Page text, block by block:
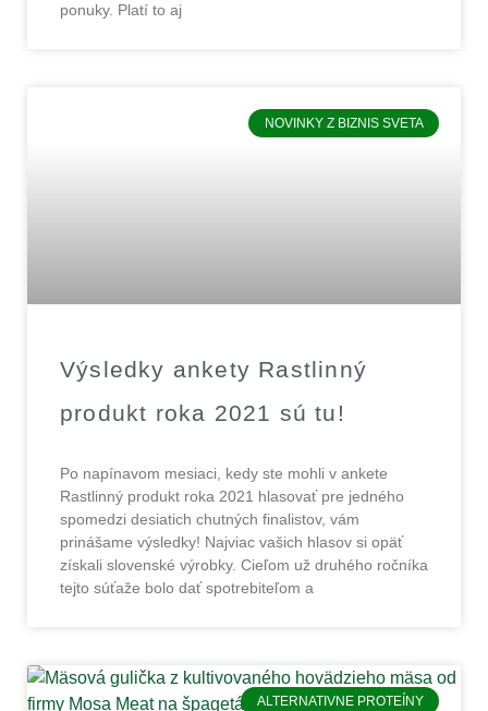
ponuky. Platí to aj
NOVINKY Z BIZNIS SVETA
Výsledky ankety Rastlinný
produkt roka 2021 sú tu!
Po napínavom mesiaci, kedy ste mohli v ankete
Rastlinný produkt roka 2021 hlasovať pre jedného
spomedzi desiatich chutných finalistov, vám
prinášame výsledky! Najviac vašich hlasov si opäť
získali slovenské výrobky. Cieľom už druhého ročníka
tejto súťaže bolo dať spotrebiteľom a
ALTERNATIVNE PROTEÍNY